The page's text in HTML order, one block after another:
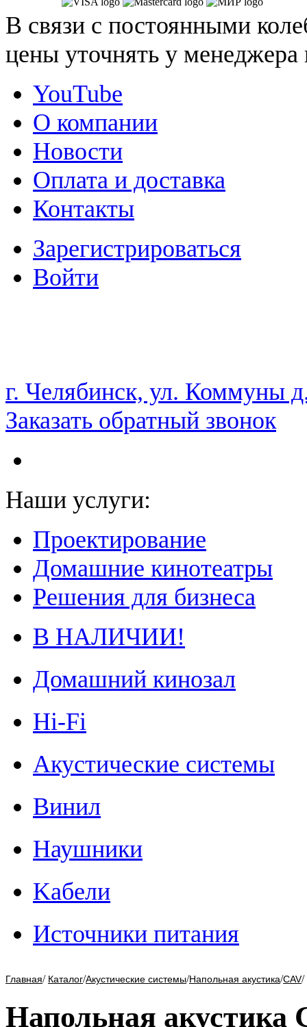
В связи с постоянными
цены уточнять у
YouTube
О компании
Новости
Оплата и доставка
Контакты
Зарегистрироваться
Войти
НАМ ДОВЕРЯЮТ С 2003 ГОДА
г. Челябинск, ул. Коммуны
Заказать обратный звонок
Наши услуги:
Проектирование
Домашние кинотеатры
Решения для бизнеса
В НАЛИЧИИ!
Домашний кинозал
Hi-Fi
Акустические системы
Винил
Наушники
Kабели
Источники питания
Главная/ Каталог/Акустические системы/Напольная акустика/CAV/
Напольная акустика